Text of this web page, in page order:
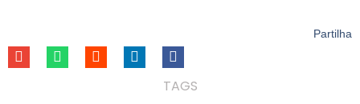
Partilha
TAGS